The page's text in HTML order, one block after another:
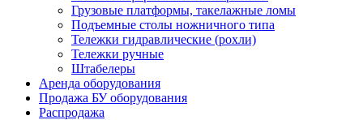
Грузовые платформы, такелажные ломы
Подъемные столы ножничного типа
Тележки гидравлические (рохли)
Тележки ручные
Штабелеры
Аренда оборудования
Продажа БУ оборудования
Распродажа